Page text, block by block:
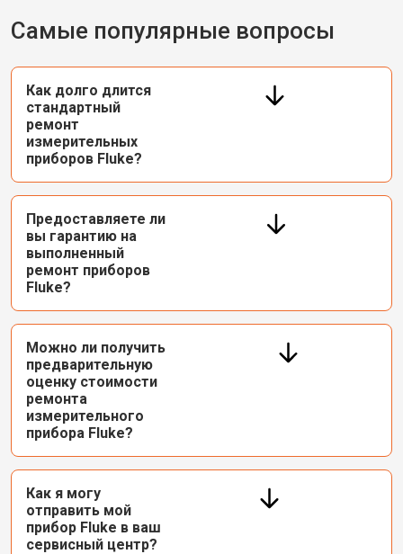
Самые популярные вопросы
Как долго длится
стандартный
ремонт
измерительных
приборов Fluke?
Предоставляете ли
вы гарантию на
выполненный
ремонт приборов
Fluke?
Можно ли получить
предварительную
оценку стоимости
ремонта
измерительного
прибора Fluke?
Как я могу
отправить мой
прибор Fluke в ваш
сервисный центр?